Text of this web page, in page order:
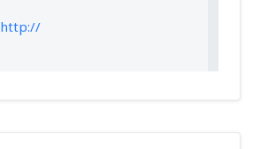
http://